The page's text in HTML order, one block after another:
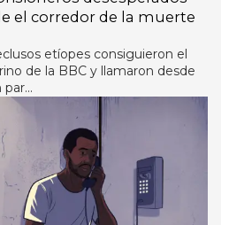
el corredor de la muerte
etíopes consiguieron el
de la BBC y llamaron desde